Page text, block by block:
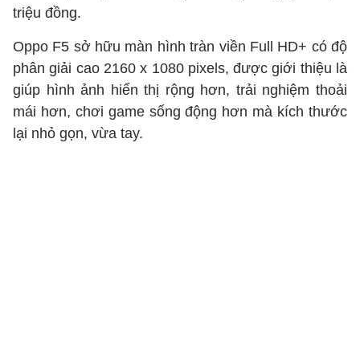
triệu đồng.
Oppo F5 sở hữu màn hình tràn viền Full HD+ có độ
phân giải cao 2160 x 1080 pixels, được giới thiệu là
giúp hình ảnh hiển thị rộng hơn, trải nghiệm thoải
mái hơn, chơi game sống động hơn mà kích thước
lại nhỏ gọn, vừa tay.